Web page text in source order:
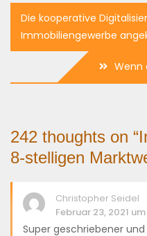
Beitragsnavigation
Die kooperative
Immobiliengewerbe
Wenn
242 thoughts on “
8-stelligen
Christopher Seidel
Februar 23, 2021
Super geschriebener